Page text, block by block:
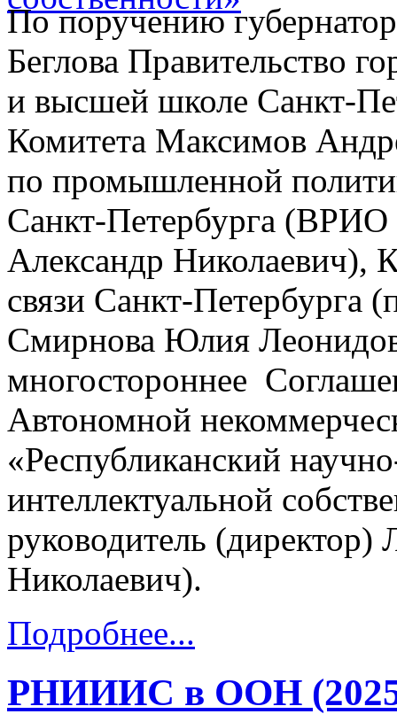
По поручению
Беглова Правительство
и высшей школе Санкт-
Комитета Максимов
по промышленной
Санкт-Петербурга (ВРИО
Александр Николаевич),
связи Санкт-Петербурга
Смирнова Юлия
многостороннее
Автономной
«Республиканский
интеллектуальной
руководитель
Николаевич).
Подробнее...
РНИИИС в ООН